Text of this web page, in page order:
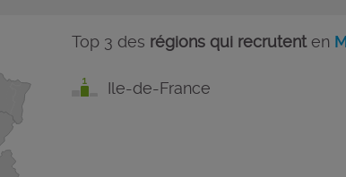
Top 3 des régions qui recrutenten
Ile-de-France